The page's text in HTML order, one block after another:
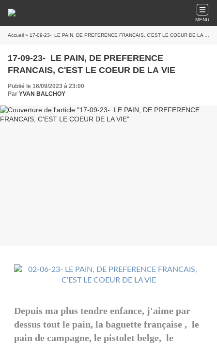
MENU
Accueil » 17-09-23- LE PAIN, DE PREFERENCE FRANCAIS, C'EST LE COEUR DE LA VIE
17-09-23- LE PAIN, DE PREFERENCE
FRANCAIS, C'EST LE COEUR DE LA VIE
Publié le 16/09/2023 à 23:00
Par YVAN BALCHOY
Depuis ma plus tendre enfance, j'aime par
dessus tout le pain, la baguette française , le
pain de campagne, le pistolet belge, le